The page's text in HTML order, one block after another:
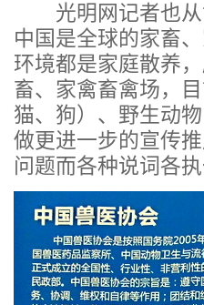
光明网记者也从
中国是全球的家畜
环境都是家庭散养
畜、家禽畜禽场，
猫、狗）、野生动
做更进一步的宣传
问题而各种说词各执